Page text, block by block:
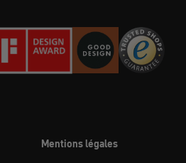
Mentions légales